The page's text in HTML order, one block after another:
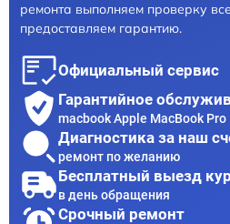
ремонта выполняем проверку
предоставляем гарантию.
Официальный сервис
Гарантийное
macbook Apple MacBook Pro
Диагностика за наш
ремонт по желанию
Бесплатный выезд
в день обращения
Срочный ремонт